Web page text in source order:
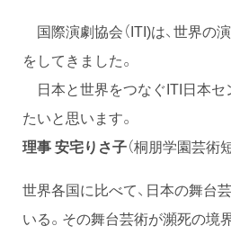
国際演劇協会（ITI)は、世界の
をしてきました。
日本と世界をつなぐITI日本セ
たいと思います。
理事 安宅りさ子（桐朋学園芸術
世界各国に比べて、日本の舞台
いる。その舞台芸術が瀕死の境